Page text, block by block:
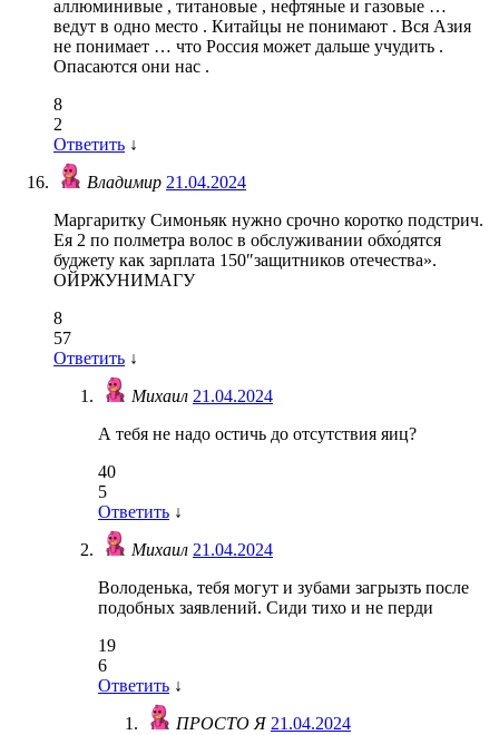
аллюминивые , титановые , нефтяные и газовые …
ведут в одно место . Китайцы не понимают . Вся Азия
не понимает … что Россия может дальше учудить .
Опасаются они нас .
8
2
Ответить ↓
Владимир 21.04.2024
Маргаритку Симоньяк нужно срочно коротко подстрич.
Ея 2 по полметра волос в обслуживании обхо́дятся
буджету как зарплата 150″защитников отечества».
ОЙРЖУНИМАГУ
8
57
Ответить ↓
Михаил 21.04.2024
А тебя не надо остичь до отсутствия яиц?
40
5
Ответить ↓
Михаил 21.04.2024
Володенька, тебя могут и зубами загрызть после
подобных заявлений. Сиди тихо и не перди
19
6
Ответить ↓
ПРОСТО Я 21.04.2024